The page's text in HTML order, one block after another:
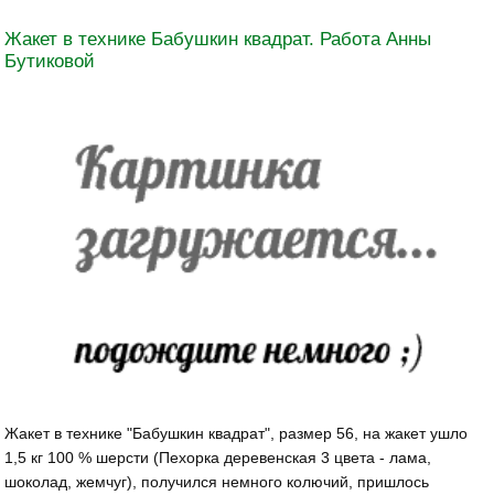
Жакет в технике Бабушкин квадрат. Работа Анны
Бутиковой
Жакет в технике "Бабушкин квадрат", размер 56, на жакет ушло
1,5 кг 100 % шерсти (Пехорка деревенская 3 цвета - лама,
шоколад, жемчуг), получился немного колючий, пришлось